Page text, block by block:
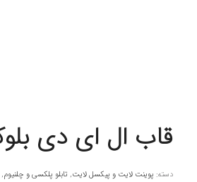
قاب ال ای دی
دسته: پوینت لایت و پیکسل لایت, تابلو پلکسی و چلنیوم,